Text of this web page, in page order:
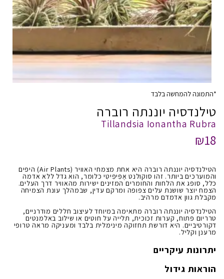
*התמונה להמחשה בלבד
טילנדסיה יוננתה רוברה
Tillandsia Ionantha Rubra
₪18
הטילנדסיה יוננתה רוברה היא אחת מצמחי האוויר (Air Plants) היפים
והמוערכים ביותר. זהו סוקולנט אֶפִּיפִיטִי כלומר, הוא גדל ללא אדמה
כלל, סופג את הלחות והחומרים המזינים ישירות מהאוויר דרך העלים.
הצמח יוצר שושנת עלים צפופה ומרקם עדין, שבמהלך עונת הצמיחה
מקבלת גוון אדמדם מרהיב.
הטילנדסיה יוננתה רוברה מתאימה במיוחד לעיצוב חללים מודרניים,
טרריום פתוח, קערות זכוכית, תלייה על חוטים או שילוב באלמנטים
דקורטיביים. היא דורשת תחזוקה מינימלית בלבד ומעניקה מראה טרופי
מרענן וקליל.
יתרונות עיקריים
הוראות גידול